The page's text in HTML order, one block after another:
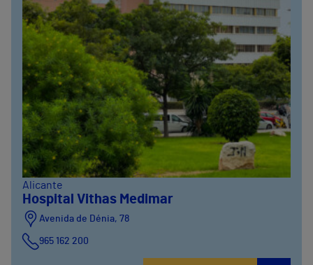
Alicante
Hospital Vithas Medimar
Avenida de Dénia, 78
965 162 200